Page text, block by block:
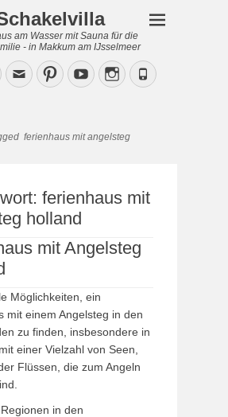
am Wasser mit Sauna für die
- in Makkum am IJsselmeer
TwitterEmailPinterestYouTubeInstagram
Phone
ferienhaus mit angelsteg
ferienhaus mit
holland
mit Angelsteg
Möglichkeiten, ein
mit einem Angelsteg in den
zu finden, insbesondere in
einer Vielzahl von Seen,
Flüssen, die zum Angeln
in den